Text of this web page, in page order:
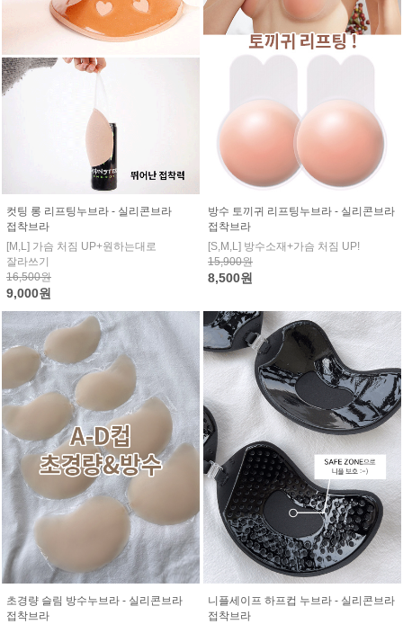
컷팅 롱 리프팅누브라 - 실리콘브라
접착브라
[M,L] 가슴 처짐 UP+원하는대로
잘라쓰기
16,500원
9,000원
방수 토끼귀 리프팅누브라 - 실리콘브라
접착브라
[S,M,L] 방수소재+가슴 처짐 UP!
15,900원
8,500원
초경량 슬림 방수누브라 - 실리콘브라
접착브라
니플세이프 하프컵 누브라 - 실리콘브라
접착브라